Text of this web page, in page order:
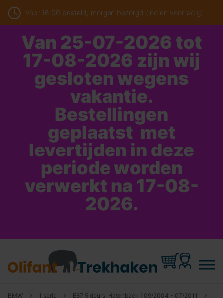
Voor 16:00 besteld, morgen bezorgd (indien voorradig)
Van 25-07-2026 tot
17-08-2026 zijn wij
gesloten wegens
vakantie.
Bestellingen
geplaatst met
levertijden in deze
periode worden
verwerkt na 17-08-
2026.
BMW 1 serie
E87 5 deurs, Hatchback | 09/2004 - 07/2011